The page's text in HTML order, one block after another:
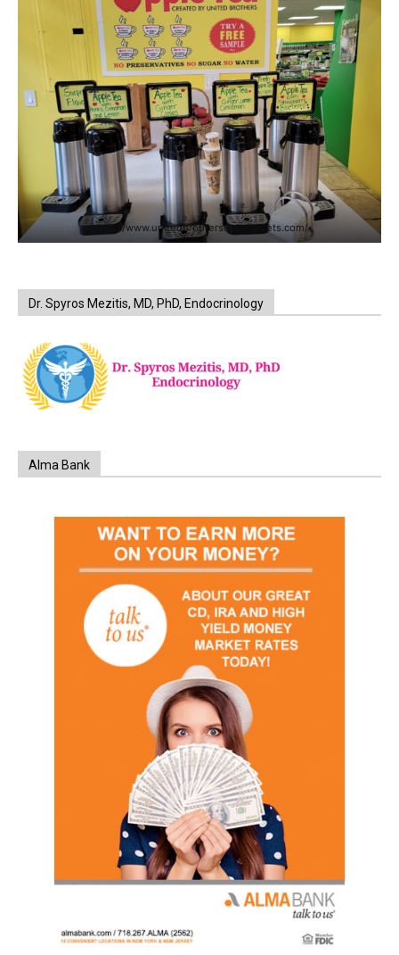
https://www.unitedbrothersfruitmarkets.com/
Dr. Spyros Mezitis, MD, PhD, Endocrinology
Alma Bank